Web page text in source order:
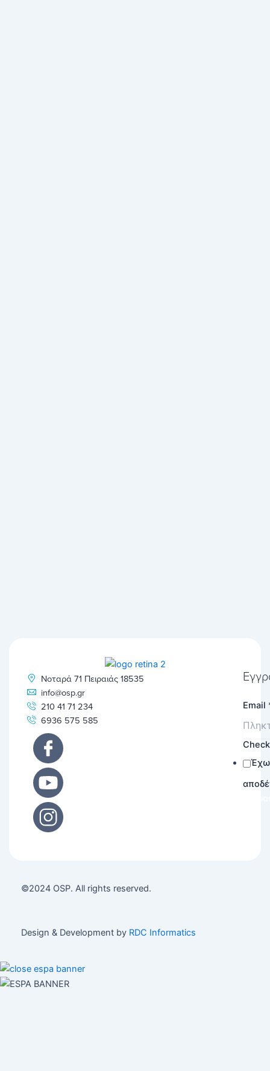
Νοταρά 71 Πειραιάς 18535
info@osp.gr
210 41 71 234
6936 575 585
Email
Έχω
©2024 OSP. All rights reserved.
Design & Development by RDC Informatics